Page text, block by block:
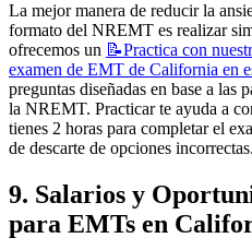
La mejor manera de reducir la
formato del NREMT es realizar
ofrecemos un 📝Practica con
examen de EMT de California en
preguntas diseñadas en base a
la NREMT. Practicar te ayuda a
tienes 2 horas para completar el
de descarte de opciones incorrectas.
9. Salarios y
para EMTs en